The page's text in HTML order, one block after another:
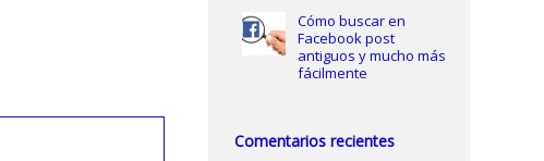
Cómo buscar en
Facebook post
antiguos y mucho más
fácilmente
Comentarios recientes